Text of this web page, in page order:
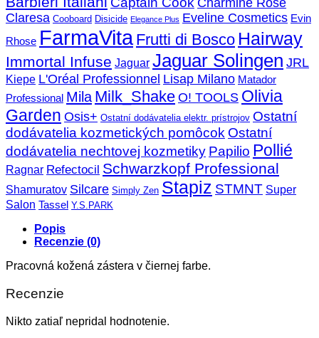
Claresa Cooboard Disicide Elegance Plus Eveline Cosmetics Evin
Rhose FarmaVita Frutti di Bosco Hairway
Immortal Infuse Jaguar Jaguar Solingen JRL
Kiepe L'Oréal Professionnel Lisap Milano Matador
Professional Mila Milk_Shake O! TOOLS Olivia
Garden Osis+ Ostatní dodávatelia elektr. prístrojov Ostatní
dodávatelia kozmetických pomôcok Ostatní
dodávatelia nechtovej kozmetiky Papilio Pollié
Ragnar Refectocil Schwarzkopf Professional
Shamuratov Silcare Simply Zen Stapiz STMNT Super
Salon Tassel Y.S.PARK
Popis
Recenzie (0)
Pracovná kožená zástera v čiernej farbe.
Recenzie
Nikto zatiaľ nepridal hodnotenie.